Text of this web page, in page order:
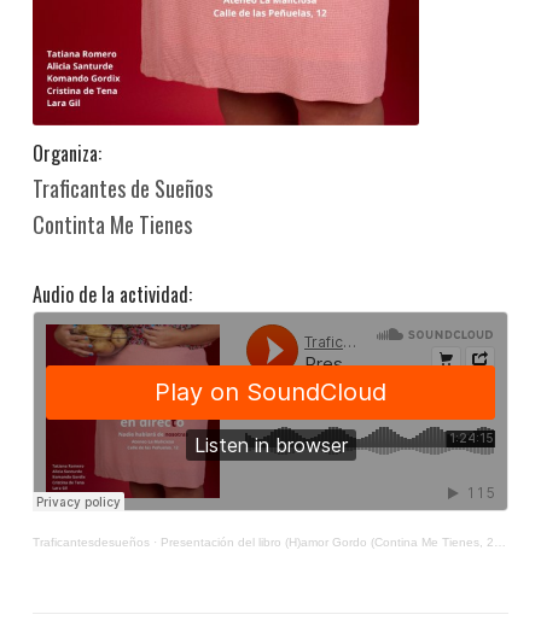
Organiza:
Traficantes de Sueños
Continta Me Tienes
Audio de la actividad:
Traficantesdesueños· Presentación del libro (H)amor Gordo (Contina Me Tienes, 2023)